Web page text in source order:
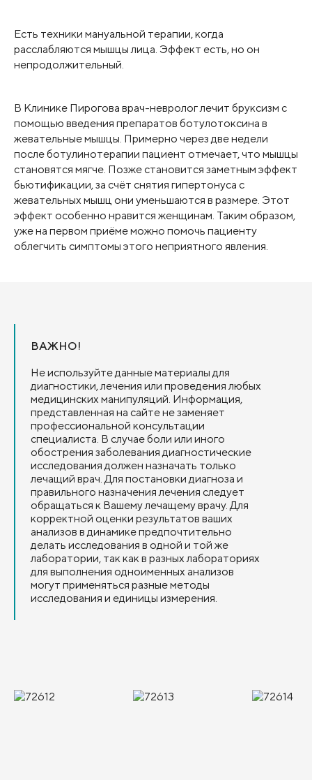
Есть техники мануальной терапии, когда
расслабляются мышцы лица. Эффект есть, но он
непродолжительный.
В Клинике Пирогова врач-невролог лечит бруксизм с
помощью введения препаратов ботулотоксина в
жевательные мышцы. Примерно через две недели
после ботулинотерапии пациент отмечает, что мышцы
становятся мягче. Позже становится заметным эффект
бьютификации, за счёт снятия гипертонуса с
жевательных мышц они уменьшаются в размере. Этот
эффект особенно нравится женщинам. Таким образом,
уже на первом приёме можно помочь пациенту
облегчить симптомы этого неприятного явления.
ВАЖНО!
Не используйте данные материалы для
диагностики, лечения или проведения любых
медицинских манипуляций. Информация,
представленная на сайте не заменяет
профессиональной консультации
специалиста. В случае боли или иного
обострения заболевания диагностические
исследования должен назначать только
лечащий врач. Для постановки диагноза и
правильного назначения лечения следует
обращаться к Вашему лечащему врачу. Для
корректной оценки результатов ваших
анализов в динамике предпочтительно
делать исследования в одной и той же
лаборатории, так как в разных лабораториях
для выполнения одноименных анализов
могут применяться разные методы
исследования и единицы измерения.